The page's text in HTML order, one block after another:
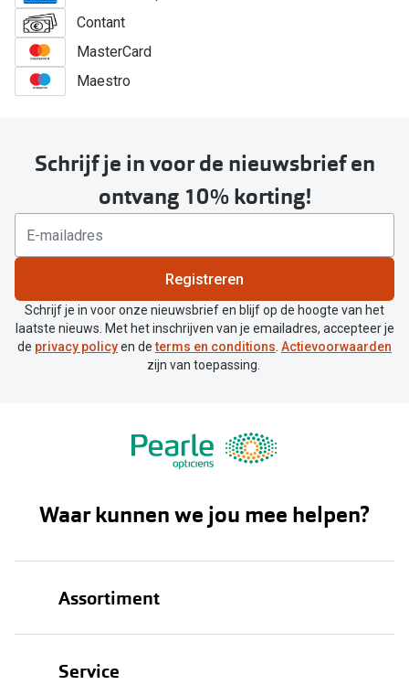
Contant
MasterCard
Maestro
Schrijf je in voor de nieuwsbrief en
ontvang 10% korting!
Registreren
Schrijf je in voor onze nieuwsbrief en blijf op de hoogte van het
laatste nieuws. Met het inschrijven van je emailadres, accepteer je
de privacy policyen determs en conditions. Actievoorwaarden
zijn van toepassing.
Waar kunnen we jou mee helpen?
Assortiment
Service